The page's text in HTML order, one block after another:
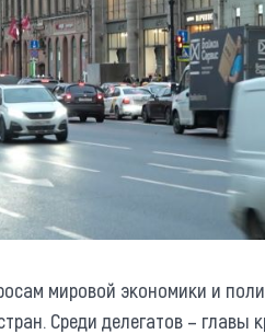
мировой экономики и
Среди делегатов – главы